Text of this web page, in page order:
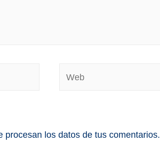
procesan los datos de tus comentarios.